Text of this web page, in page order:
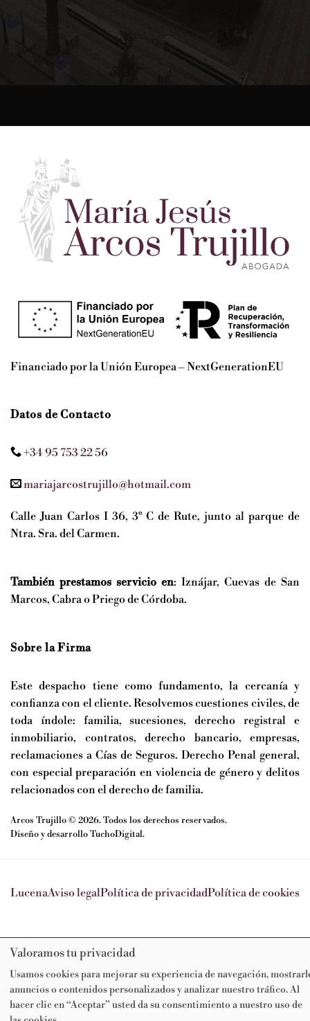
Financiado por la Unión Europea – NextGenerationEU
Datos de Contacto
+34 95 753 22 56
mariajarcostrujillo@hotmail.com
Calle Juan Carlos I 36, 3º C de Rute, junto al parque de
Ntra. Sra. del Carmen.
También prestamos servicio en: Iznájar, Cuevas de San
Marcos, Cabra o Priego de Córdoba.
Sobre la Firma
Este despacho tiene como fundamento, la cercanía y
confianza con el cliente. Resolvemos cuestiones civiles, de
toda índole: familia, sucesiones, derecho registral e
inmobiliario, contratos, derecho bancario, empresas,
reclamaciones a Cías de Seguros. Derecho Penal general,
con especial preparación en violencia de género y delitos
relacionados con el derecho de familia.
Arcos Trujillo©2026. Todos los derechos reservados.
Diseño y desarrolloTuchoDigital.
LucenaAviso legalPolítica de privacidadPolítica de cookies
Valoramos tu privacidad
Usamos cookies para mejorar su experiencia de navegación,
anuncios o contenidos personalizados y analizar nuestro tráfico. Al
hacer clic en “Aceptar” usted da su consentimiento a nuestro uso de